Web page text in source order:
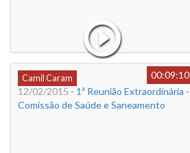
Camil Caram
00:09:10
12/02/2015 - 1ª Reunião Extraordinária -
Comissão de Saúde e Saneamento